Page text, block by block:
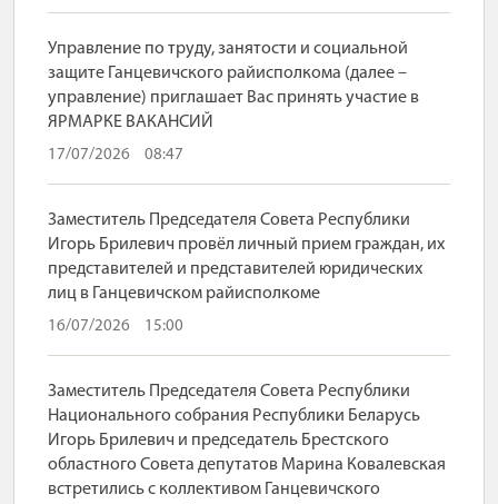
Управление по труду, занятости и социальной
защите Ганцевичского райисполкома (далее –
управление) приглашает Вас принять участие в
ЯРМАРКЕ ВАКАНСИЙ
17/07/2026 08:47
Заместитель Председателя Совета Республики
Игорь Брилевич провёл личный прием граждан, их
представителей и представителей юридических
лиц в Ганцевичском райисполкоме
16/07/2026 15:00
Заместитель Председателя Совета Республики
Национального собрания Республики Беларусь
Игорь Брилевич и председатель Брестского
областного Совета депутатов Марина Ковалевская
встретились с коллективом Ганцевичского